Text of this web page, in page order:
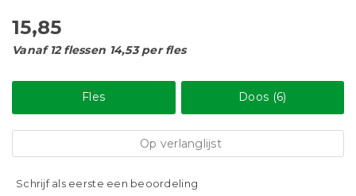
15,85
Vanaf 12 flessen 14,53 per fles
Fles Doos (6)
Op verlanglijst
Schrijf als eerste een beoordeling